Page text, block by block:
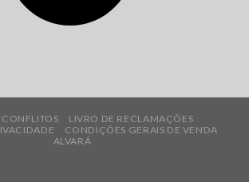
CONFLITOS
LIVRO DE RECLAMAÇÕES
CONDIÇÕES GERAIS DE VENDA
ALVARÁ